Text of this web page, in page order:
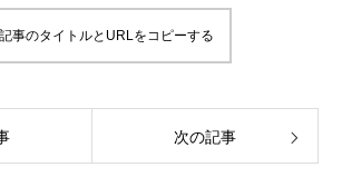
事のタイトルとURLをコピーする
次の記事